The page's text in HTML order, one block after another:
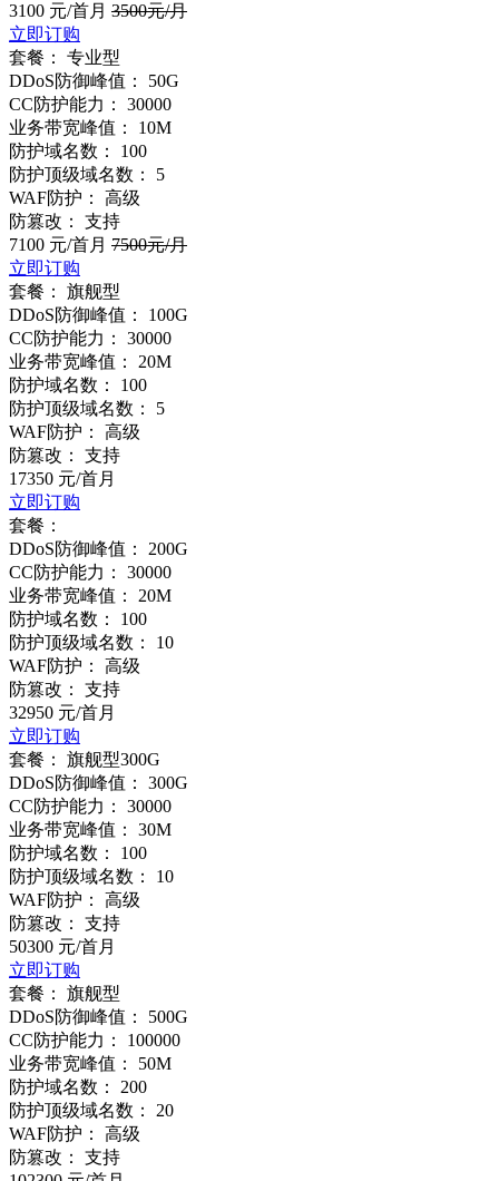
3100 元/首月 3500元/月
立即订购
套餐： 专业型
DDoS防御峰值： 50G
CC防护能力： 30000
业务带宽峰值： 10M
防护域名数： 100
防护顶级域名数： 5
WAF防护： 高级
防篡改： 支持
7100 元/首月 7500元/月
立即订购
套餐： 旗舰型
DDoS防御峰值： 100G
CC防护能力： 30000
业务带宽峰值： 20M
防护域名数： 100
防护顶级域名数： 5
WAF防护： 高级
防篡改： 支持
17350 元/首月
立即订购
套餐：
DDoS防御峰值： 200G
CC防护能力： 30000
业务带宽峰值： 20M
防护域名数： 100
防护顶级域名数： 10
WAF防护： 高级
防篡改： 支持
32950 元/首月
立即订购
套餐： 旗舰型300G
DDoS防御峰值： 300G
CC防护能力： 30000
业务带宽峰值： 30M
防护域名数： 100
防护顶级域名数： 10
WAF防护： 高级
防篡改： 支持
50300 元/首月
立即订购
套餐： 旗舰型
DDoS防御峰值： 500G
CC防护能力： 100000
业务带宽峰值： 50M
防护域名数： 200
防护顶级域名数： 20
WAF防护： 高级
防篡改： 支持